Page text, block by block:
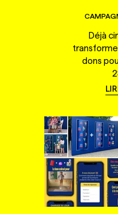
Déjà
dons